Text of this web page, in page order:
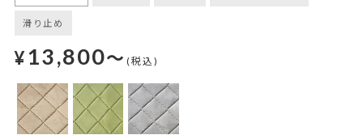
滑り止め
¥13,800～ (税込)